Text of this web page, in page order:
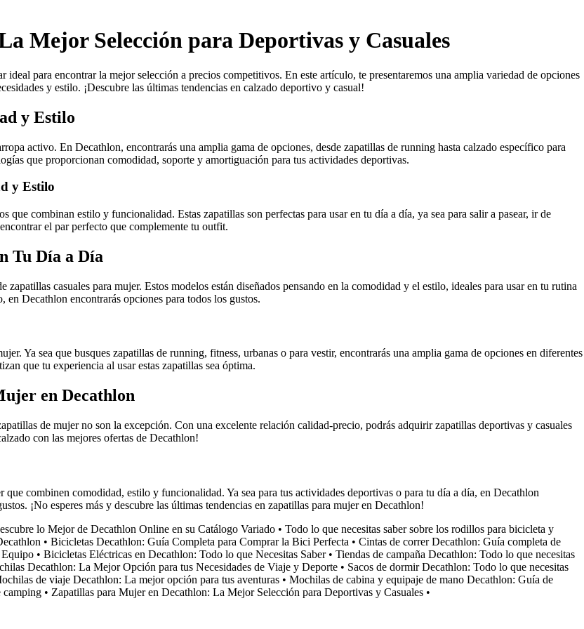
Mejor Selección para Deportivas y Casuales
ideal para encontrar la mejor selección a precios competitivos. En este artículo, te presentaremos una amplia variedad de opciones
y estilo. ¡Descubre las últimas tendencias en calzado deportivo y casual!
y Estilo
activo. En Decathlon, encontrarás una amplia gama de opciones, desde zapatillas de running hasta calzado específico para
que proporcionan comodidad, soporte y amortiguación para tus actividades deportivas.
y Estilo
combinan estilo y funcionalidad. Estas zapatillas son perfectas para usar en tu día a día, ya sea para salir a pasear, ir de
el par perfecto que complemente tu outfit.
Tu Día a Día
casuales para mujer. Estos modelos están diseñados pensando en la comodidad y el estilo, ideales para usar en tu rutina
Decathlon encontrarás opciones para todos los gustos.
Ya sea que busques zapatillas de running, fitness, urbanas o para vestir, encontrarás una amplia gama de opciones en diferentes
que tu experiencia al usar estas zapatillas sea óptima.
en Decathlon
de mujer no son la excepción. Con una excelente relación calidad-precio, podrás adquirir zapatillas deportivas y casuales
con las mejores ofertas de Decathlon!
combinen comodidad, estilo y funcionalidad. Ya sea para tus actividades deportivas o para tu día a día, en Decathlon
¡No esperes más y descubre las últimas tendencias en zapatillas para mujer en Decathlon!
lo Mejor de Decathlon Online en su Catálogo Variado • Todo lo que necesitas saber sobre los rodillos para bicicleta y
• Bicicletas Decathlon: Guía Completa para Comprar la Bici Perfecta • Cintas de correr Decathlon: Guía completa de
Equipo • Bicicletas Eléctricas en Decathlon: Todo lo que Necesitas Saber• Tiendas de campaña Decathlon: Todo lo que necesitas
Decathlon: La Mejor Opción para tus Necesidades de Viaje y Deporte • Sacos de dormir Decathlon: Todo lo que necesitas
de viaje Decathlon: La mejor opción para tus aventuras • Mochilas de cabina y equipaje de mano Decathlon: Guía de
camping • Zapatillas para Mujer en Decathlon: La Mejor Selección para Deportivas y Casuales •